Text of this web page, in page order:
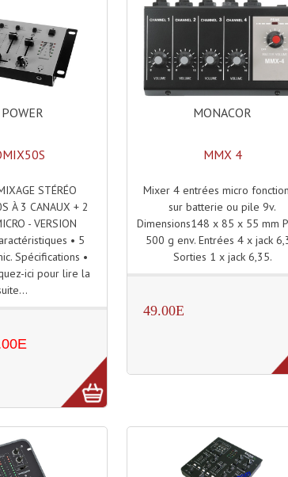
STÉRÉO
À 3 CANAUX + 2
- VERSION
• 5
Spécifications •
ici pour lire la
MONACOR
MMX 4
Mixer 4 entrées micro
sur batterie ou pile 9v.
Dimensions148 x 85 x 55 mm
500 g env. Entrées 4 x jack
Sorties 1 x jack 6,35.
49.00E